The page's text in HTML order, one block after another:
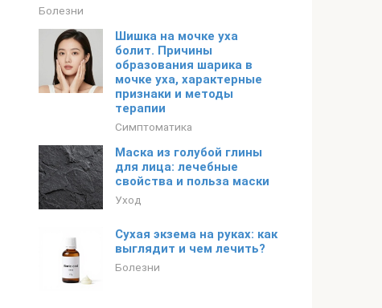
Болезни
Шишка на мочке уха
болит. Причины
образования шарика в
мочке уха, характерные
признаки и методы
терапии
Симптоматика
Маска из голубой глины
для лица: лечебные
свойства и польза маски
Уход
Сухая экзема на руках: как
выглядит и чем лечить?
Болезни